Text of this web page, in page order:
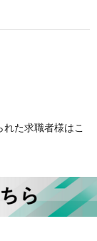
た求職者様はこ